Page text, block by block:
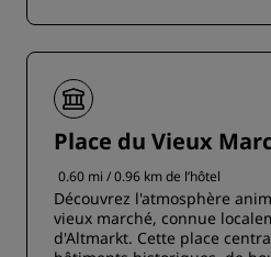
Place du Vieux
0.60 mi / 0.96 km de l’hôtel
Découvrez l'atmosphère
vieux marché, connue
d'Altmarkt. Cette place